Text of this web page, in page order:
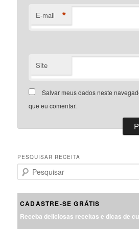
E-mail *
Site
Salvar meus dados neste
que eu comentar.
PESQUISAR RECEITA
e
uCADASTRE-SE GRÁTIS
Receba deliciosas receitas e dicas de